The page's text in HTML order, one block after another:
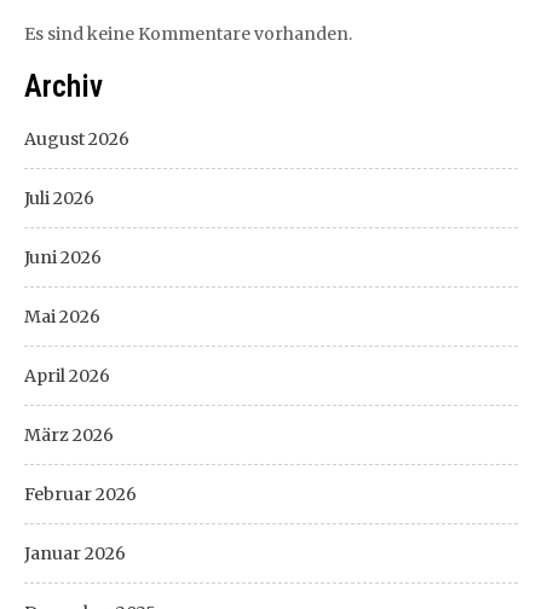
Es sind keine Kommentare vorhanden.
Archiv
August 2026
Juli 2026
Juni 2026
Mai 2026
April 2026
März 2026
Februar 2026
Januar 2026